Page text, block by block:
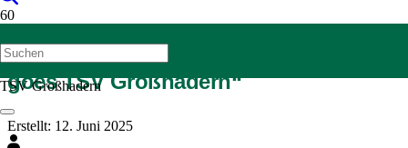
TSV Großhadern
Breaking NEWS „American Football
goes TSV Großhadern“
Erstellt: 12. Juni 2025